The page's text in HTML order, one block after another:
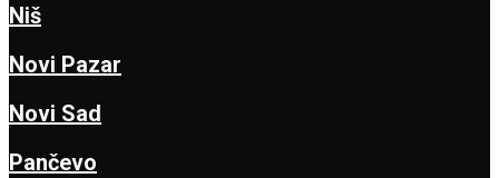
Niš
Novi Pazar
Novi Sad
Pančevo